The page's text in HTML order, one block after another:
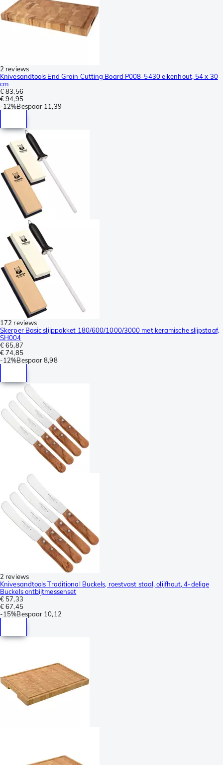
2 reviews
Knivesandtools End Grain Cutting Board P008-5430 eikenhout, 54 x 30
cm
€ 83,56
€ 94,95
-12%Bespaar 11,39
172 reviews
Skerper Basic slijppakket 180/600/1000/3000 met keramische slijpstaaf,
SH004
€ 65,87
€ 74,85
-12%Bespaar 8,98
2 reviews
Knivesandtools Traditional Buckels, roestvast staal, olijfhout, 4-delige
Buckels ontbijtmessenset
€ 57,33
€ 67,45
-15%Bespaar 10,12